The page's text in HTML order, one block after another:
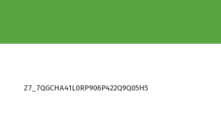
Z7_7QGCHA41L0RP906P422Q9Q05H5